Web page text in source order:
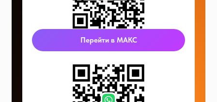
Перейти в МАКС